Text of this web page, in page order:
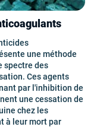
une méthode
spectre des
Ces agents
par l'inhibition de
une cessation de
chez les
à leur mort par